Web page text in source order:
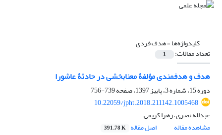
کلیدواژه‌ها =هدف فردی
تعداد مقالات: 1
هدف و هدفمندی مؤلفۀ معنابخشی در حادثۀ عاشورا
دوره 15، شماره 3، پاییز 1397، صفحه
739-756
10.22059/jpht.2018.211142.1005468
عبدلله نصری، زهرا کریمی
مشاهده مقاله
اصل مقاله 391.78 K